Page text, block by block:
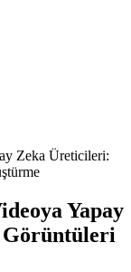
Zeka Üreticileri:
Yapay